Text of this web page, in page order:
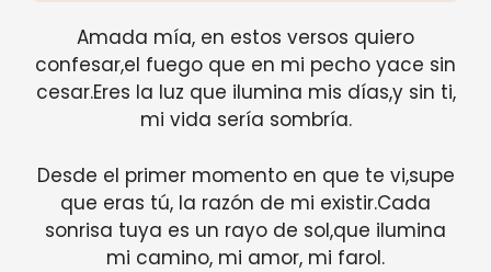
Amada mía, en estos versos quiero
confesar,el fuego que en mi pecho yace sin
cesar.Eres la luz que ilumina mis días,y sin ti,
mi vida sería sombría.
Desde el primer momento en que te vi,supe
que eras tú, la razón de mi existir.Cada
sonrisa tuya es un rayo de sol,que ilumina
mi camino, mi amor, mi farol.